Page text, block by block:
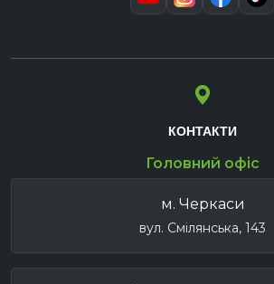
КОНТАКТИ
Головний офіс
м. Черкаси
вул. Смілянська, 143